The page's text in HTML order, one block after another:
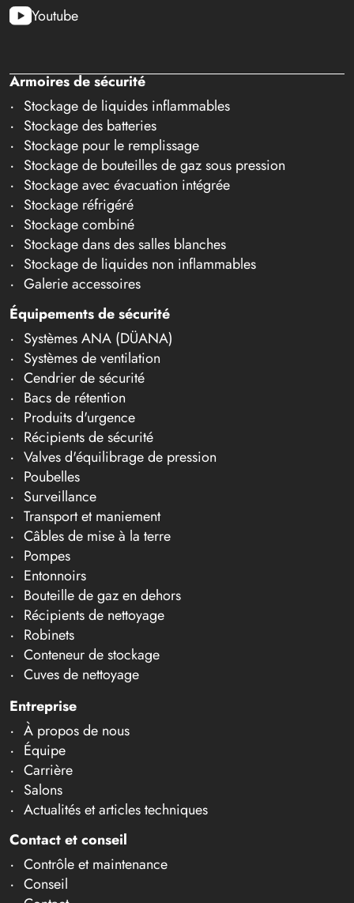
Youtube
Armoires de sécurité
Stockage de liquides inflammables
Stockage des batteries
Stockage pour le remplissage
Stockage de bouteilles de gaz sous pression
Stockage avec évacuation intégrée
Stockage réfrigéré
Stockage combiné
Stockage dans des salles blanches
Stockage de liquides non inflammables
Galerie accessoires
Équipements de sécurité
Systèmes ANA (DÜANA)
Systèmes de ventilation
Cendrier de sécurité
Bacs de rétention
Produits d'urgence
Récipients de sécurité
Valves d'équilibrage de pression
Poubelles
Surveillance
Transport et maniement
Câbles de mise à la terre
Pompes
Entonnoirs
Bouteille de gaz en dehors
Récipients de nettoyage
Robinets
Conteneur de stockage
Cuves de nettoyage
Entreprise
À propos de nous
Équipe
Carrière
Salons
Actualités et articles techniques
Contact et conseil
Contrôle et maintenance
Conseil